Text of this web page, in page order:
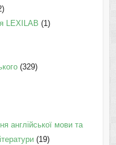
LEXILAB (1)
(329)
англійської мови та
(19)